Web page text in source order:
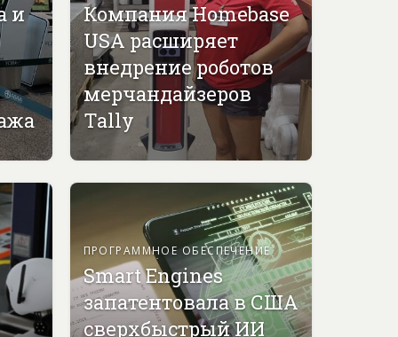
и
Компания Homebase
USA расширяет
внедрение роботов
мерчандайзеров
Tally
ПРОГРАММНОЕ ОБЕСПЕЧЕНИЕ
Smart Engines
запатентовала в США
сверхбыстрый ИИ